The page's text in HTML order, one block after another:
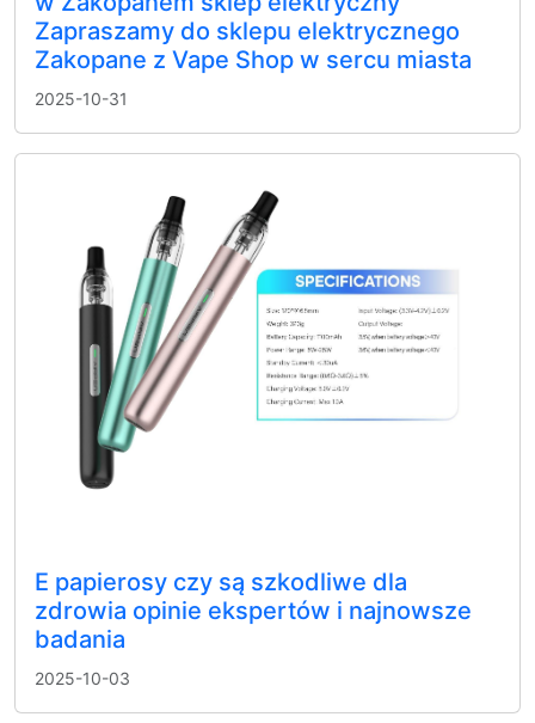
Zapraszamy do sklepu elektrycznego
Zakopane z Vape Shop w sercu miasta
2025-10-31
E papierosy czy są szkodliwe dla
zdrowia opinie ekspertów i najnowsze
badania
2025-10-03